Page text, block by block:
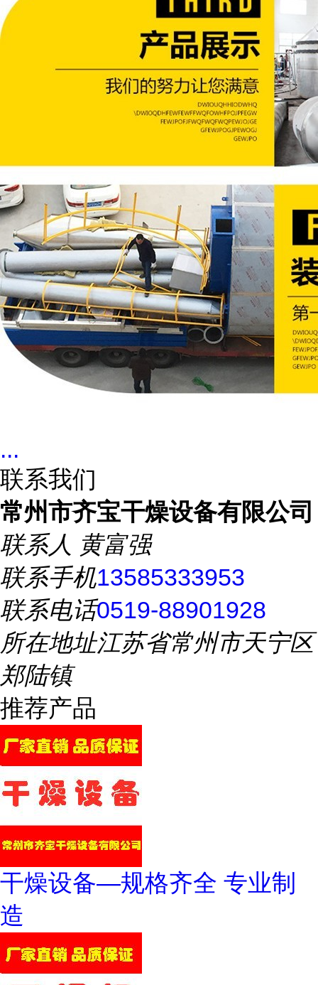
...
联系我们
常州市齐宝干燥设备有限公司
联系人 黄富强
联系手机13585333953
联系电话0519-88901928
所在地址江苏省常州市天宁区
郑陆镇
推荐产品
干燥设备—规格齐全 专业制
造